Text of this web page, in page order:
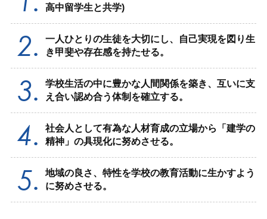
高中留学生と共学)
一人ひとりの生徒を大切にし、自己実現を図り生
き甲斐や存在感を持たせる。
学校生活の中に豊かな人間関係を築き、互いに支
え合い認め合う体制を確立する。
社会人として有為な人材育成の立場から「建学の
精神」の具現化に努めさせる。
地域の良さ、特性を学校の教育活動に生かすよう
に努めさせる。